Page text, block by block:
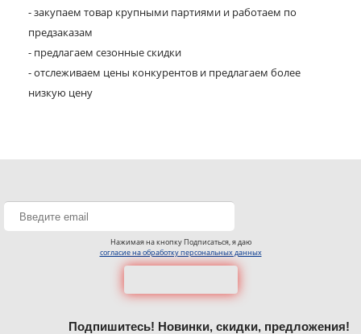
- закупаем товар крупными партиями и работаем по
предзаказам
- предлагаем сезонные скидки
- отслеживаем цены конкурентов и предлагаем более
низкую цену
Нажимая на кнопку Подписаться, я даю
согласие на обработку персональных данных
Подпишитесь! Новинки, скидки, предложения!